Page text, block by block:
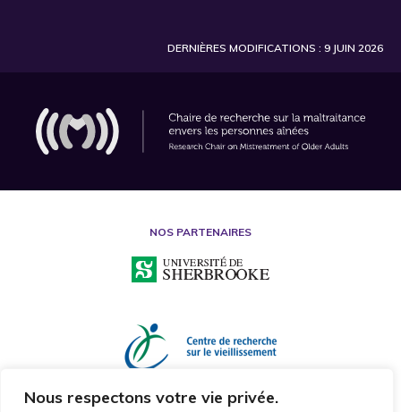
Nous respectons votre vie privée.
DERNIÈRES MODIFICATIONS : 9 JUIN 2026
NOS PARTENAIRES